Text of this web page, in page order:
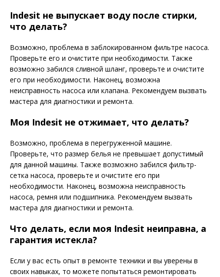
Indesit не выпускает воду после стирки,
что делать?
Возможно, проблема в заблокированном фильтре насоса.
Проверьте его и очистите при необходимости. Также
возможно забился сливной шланг, проверьте и очистите
его при необходимости. Наконец, возможна
неисправность насоса или клапана. Рекомендуем вызвать
мастера для диагностики и ремонта.
Моя Indesit не отжимает, что делать?
Возможно, проблема в перегруженной машине.
Проверьте, что размер белья не превышает допустимый
для данной машины. Также возможно забился фильтр-
сетка насоса, проверьте и очистите его при
необходимости. Наконец, возможна неисправность
насоса, ремня или подшипника. Рекомендуем вызвать
мастера для диагностики и ремонта.
Что делать, если моя Indesit неиправна, а
гарантия истекла?
Если у вас есть опыт в ремонте техники и вы уверены в
своих навыках, то можете попытаться ремонтировать